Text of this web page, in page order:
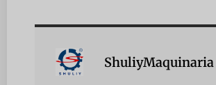
ShuliyMaquinaria